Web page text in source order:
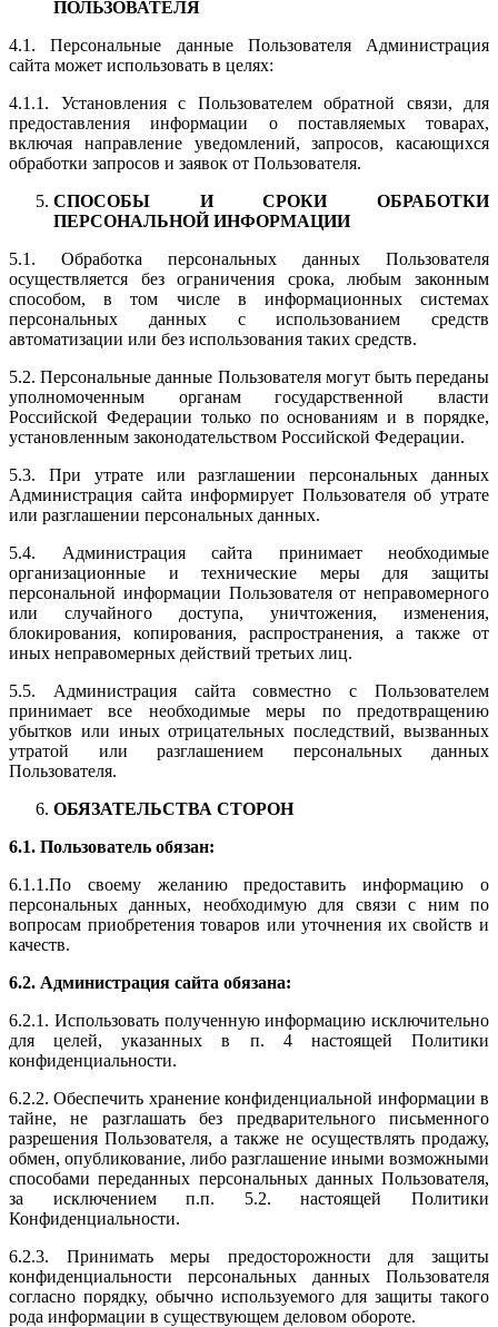
ПОЛЬЗОВАТЕЛЯ
4.1. Персональные данные Пользователя Администрация
сайта может использовать в целях:
4.1.1. Установления с Пользователем обратной связи, для
предоставления информации о поставляемых товарах,
включая направление уведомлений, запросов, касающихся
обработки запросов и заявок от Пользователя.
СПОСОБЫ И СРОКИ ОБРАБОТКИ
ПЕРСОНАЛЬНОЙ ИНФОРМАЦИИ
5.1. Обработка персональных данных Пользователя
осуществляется без ограничения срока, любым законным
способом, в том числе в информационных системах
персональных данных с использованием средств
автоматизации или без использования таких средств.
5.2. Персональные данные Пользователя могут быть переданы
уполномоченным органам государственной власти
Российской Федерации только по основаниям и в порядке,
установленным законодательством Российской Федерации.
5.3. При утрате или разглашении персональных данных
Администрация сайта информирует Пользователя об утрате
или разглашении персональных данных.
5.4. Администрация сайта принимает необходимые
организационные и технические меры для защиты
персональной информации Пользователя от неправомерного
или случайного доступа, уничтожения, изменения,
блокирования, копирования, распространения, а также от
иных неправомерных действий третьих лиц.
5.5. Администрация сайта совместно с Пользователем
принимает все необходимые меры по предотвращению
убытков или иных отрицательных последствий, вызванных
утратой или разглашением персональных данных
Пользователя.
ОБЯЗАТЕЛЬСТВА СТОРОН
6.1. Пользователь обязан:
6.1.1.По своему желанию предоставить информацию о
персональных данных, необходимую для связи с ним по
вопросам приобретения товаров или уточнения их свойств и
качеств.
6.2. Администрация сайта обязана:
6.2.1. Использовать полученную информацию исключительно
для целей, указанных в п. 4 настоящей Политики
конфиденциальности.
6.2.2. Обеспечить хранение конфиденциальной информации в
тайне, не разглашать без предварительного письменного
разрешения Пользователя, а также не осуществлять продажу,
обмен, опубликование, либо разглашение иными возможными
способами переданных персональных данных Пользователя,
за исключением п.п. 5.2. настоящей Политики
Конфиденциальности.
6.2.3. Принимать меры предосторожности для защиты
конфиденциальности персональных данных Пользователя
согласно порядку, обычно используемого для защиты такого
рода информации в существующем деловом обороте.